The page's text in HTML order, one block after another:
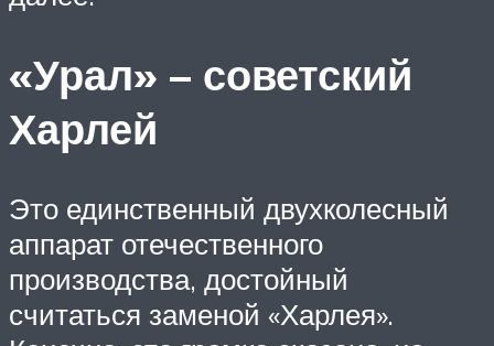
«Урал» – советский
Харлей
Это единственный двухколесный
аппарат отечественного
производства, достойный
считаться заменой «Харлея».